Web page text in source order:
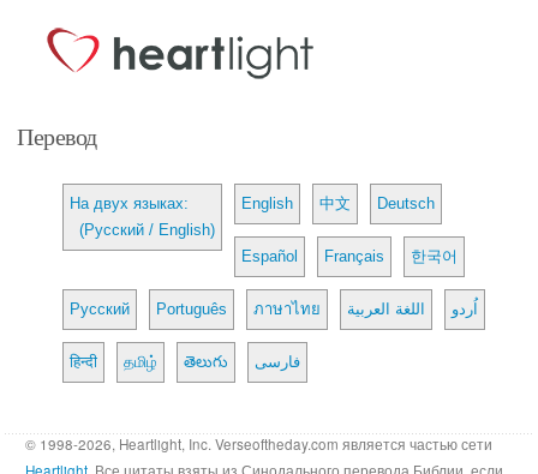
Перевод
На двух языках:
(Русский / English)
English 中文 Deutsch
Español Français 한국어
Русский Português ภาษาไทย اللغة العربية اُردو
हिन्दी தமிழ் తెలుగు فارسی
© 1998-2026, Heartlight, Inc. Verseoftheday.com является частью сети